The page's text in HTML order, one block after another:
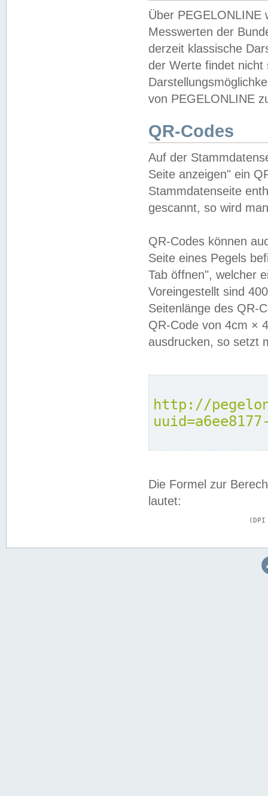
Über PEGELONLINE
Messwerten der
derzeit klassische
der Werte findet
von PEGELONLINE
QR-Codes
Auf der
Seite anzeigen" ein
Stammdatenseite
gescannt, so wird
QR-Codes können
Seite eines Pegels
Tab öffnen", welcher
Voreingestellt sind
Seitenlänge des QR-
QR-Code von 4cm ×
ausdrucken, so setzt
http://
Die Formel zur
lautet: